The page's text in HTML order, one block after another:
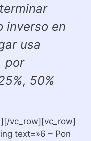
inverso en
usa
por
50%
vc_row][vc_row]
text=»6 – Pon